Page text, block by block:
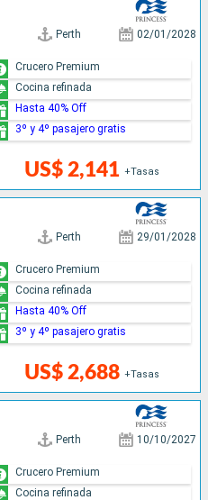
Perth 02/01/2028
US$ 2,141 +Tasas
Crucero Premium
Cocina refinada
Hasta 40% Off
3º y 4º pasajero gratis
Perth 29/01/2028
US$ 2,688 +Tasas
Crucero Premium
Cocina refinada
Hasta 40% Off
3º y 4º pasajero gratis
Perth 10/10/2027
Crucero Premium
Cocina refinada